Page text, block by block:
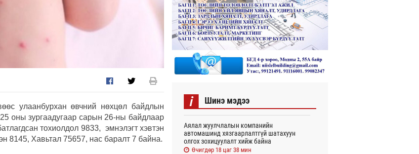
улаанбурхан өвчний нөхцөл байдлын
оны зургаадугаар сарын 26-ны байдлаар
тохиолдол 9833, эмнэлэгт хэвтэн
8145, Хавьтал 75657, нас баралт 7 байна.
i Шинэ мэдээ
Аялал жуулчлалын компанийн
автомашинд хязгаарлалтгүй шатахуун
олгох зохицуулалт хийж байна
Өчигдөр 18 цаг 38 мин